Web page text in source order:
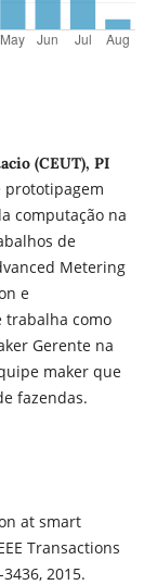
(CEUT), PI
prototipagem
computação na
de
Metering
e
trabalha como
Gerente na
maker que
fazendas.
at smart
Transactions
2015.